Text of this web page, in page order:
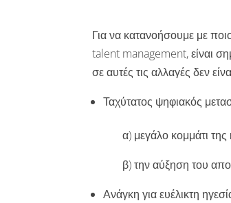
Για να κατανοήσουμε με
talent management, είναι
σε αυτές τις αλλαγές δεν
Ταχύτατος ψηφιακός
α) μεγάλο κομμάτι της
β) την αύξηση του
Ανάγκη για ευέλικτη